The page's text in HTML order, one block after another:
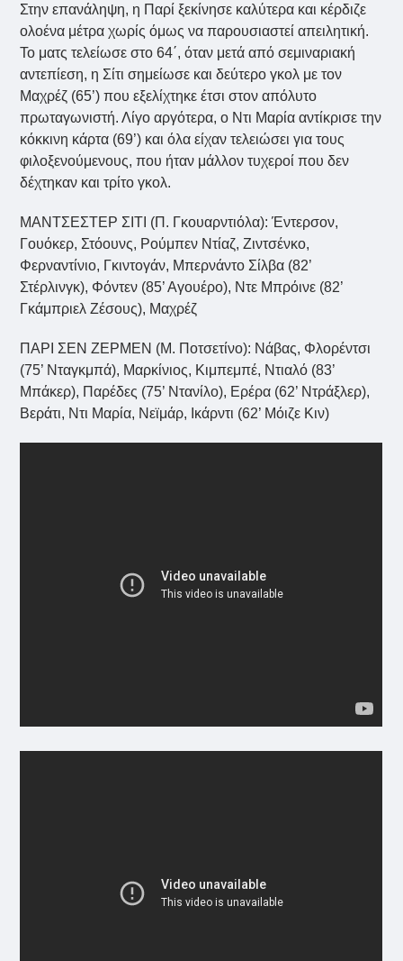
Στην επανάληψη, η Παρί ξεκίνησε καλύτερα και κέρδιζε
ολοένα μέτρα χωρίς όμως να παρουσιαστεί απειλητική.
Το ματς τελείωσε στο 64΄, όταν μετά από σεμιναριακή
αντεπίεση, η Σίτι σημείωσε και δεύτερο γκολ με τον
Μαχρέζ (65’) που εξελίχτηκε έτσι στον απόλυτο
πρωταγωνιστή. Λίγο αργότερα, ο Ντι Μαρία αντίκρισε την
κόκκινη κάρτα (69’) και όλα είχαν τελειώσει για τους
φιλοξενούμενους, που ήταν μάλλον τυχεροί που δεν
δέχτηκαν και τρίτο γκολ.
ΜΑΝΤΣΕΣΤΕΡ ΣΙΤΙ (Π. Γκουαρντιόλα): Έντερσον,
Γουόκερ, Στόουνς, Ρούμπεν Ντίαζ, Ζιντσένκο,
Φερναντίνιο, Γκιντογάν, Μπερνάντο Σίλβα (82’
Στέρλινγκ), Φόντεν (85’ Αγουέρο), Ντε Μπρόινε (82’
Γκάμπριελ Ζέσους), Μαχρέζ
ΠΑΡΙ ΣΕΝ ΖΕΡΜΕΝ (Μ. Ποτσετίνο): Νάβας, Φλορέντσι
(75’ Νταγκμπά), Μαρκίνιος, Κιμπεμπέ, Ντιαλό (83’
Μπάκερ), Παρέδες (75’ Ντανίλο), Ερέρα (62’ Ντράξλερ),
Βεράτι, Ντι Μαρία, Νεϊμάρ, Ικάρντι (62’ Μόιζε Κιν)